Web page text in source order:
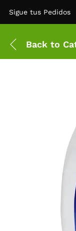
Sigue tus Pedidos
Back to